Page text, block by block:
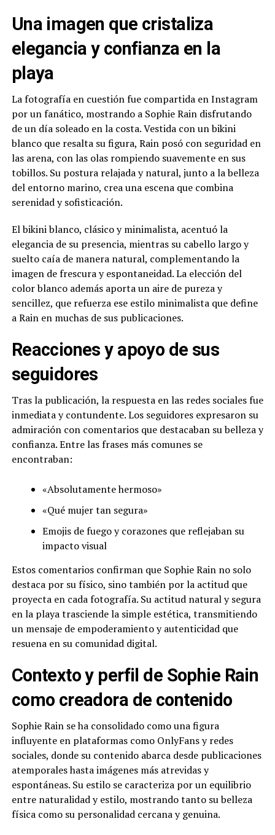
Una imagen que cristaliza
elegancia y confianza en la
playa
La fotografía en cuestión fue compartida en Instagram
por un fanático, mostrando a Sophie Rain disfrutando
de un día soleado en la costa. Vestida con un bikini
blanco que resalta su figura, Rain posó con seguridad en
las arena, con las olas rompiendo suavemente en sus
tobillos. Su postura relajada y natural, junto a la belleza
del entorno marino, crea una escena que combina
serenidad y sofisticación.
El bikini blanco, clásico y minimalista, acentuó la
elegancia de su presencia, mientras su cabello largo y
suelto caía de manera natural, complementando la
imagen de frescura y espontaneidad. La elección del
color blanco además aporta un aire de pureza y
sencillez, que refuerza ese estilo minimalista que define
a Rain en muchas de sus publicaciones.
Reacciones y apoyo de sus
seguidores
Tras la publicación, la respuesta en las redes sociales fue
inmediata y contundente. Los seguidores expresaron su
admiración con comentarios que destacaban su belleza y
confianza. Entre las frases más comunes se
encontraban:
«Absolutamente hermoso»
«Qué mujer tan segura»
Emojis de fuego y corazones que reflejaban su
impacto visual
Estos comentarios confirman que Sophie Rain no solo
destaca por su físico, sino también por la actitud que
proyecta en cada fotografía. Su actitud natural y segura
en la playa trasciende la simple estética, transmitiendo
un mensaje de empoderamiento y autenticidad que
resuena en su comunidad digital.
Contexto y perfil de Sophie Rain
como creadora de contenido
Sophie Rain se ha consolidado como una figura
influyente en plataformas como OnlyFans y redes
sociales, donde su contenido abarca desde publicaciones
atemporales hasta imágenes más atrevidas y
espontáneas. Su estilo se caracteriza por un equilibrio
entre naturalidad y estilo, mostrando tanto su belleza
física como su personalidad cercana y genuina.